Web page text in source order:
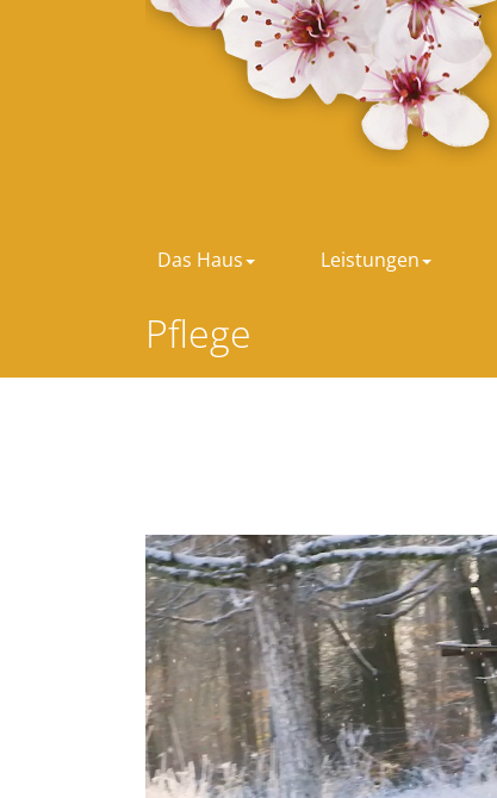
Zum Hauptinhalt springen
Das Haus Leistungen
Pflege